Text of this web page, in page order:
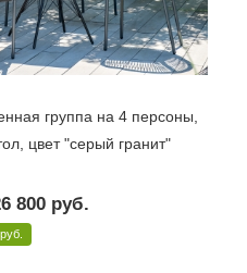
группа на 4 персоны,
цвет "серый гранит"
1/4хAS1158 M-Rope-3
800руб.